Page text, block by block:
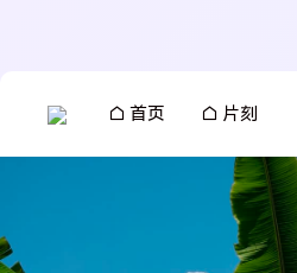
首页 片刻